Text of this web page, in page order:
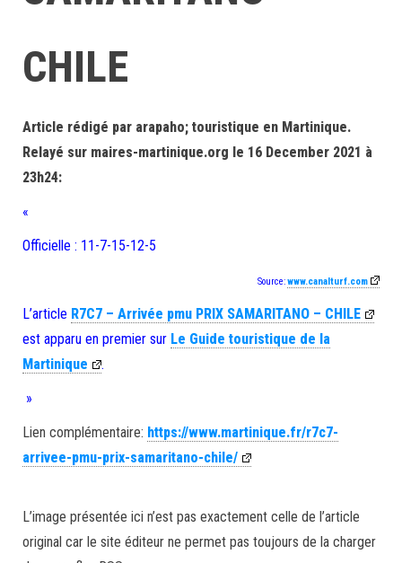
CHILE
Article rédigé par arapaho; touristique en Martinique.
Relayé sur maires-martinique.org le 16 December 2021 à
23h24:
«
Officielle : 11-7-15-12-5
Source:www.canalturf.com
L’article R7C7 – Arrivée pmu PRIX SAMARITANO – CHILE
est apparu en premier sur Le Guide touristique de la
Martinique
.
»
Lien complémentaire: https://www.martinique.fr/r7c7-
arrivee-pmu-prix-samaritano-chile/
L’image présentée ici n’est pas exactement celle de l’article
original car le site éditeur ne permet pas toujours de la charger